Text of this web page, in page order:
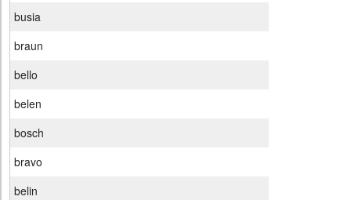
busia
braun
bello
belen
bosch
bravo
belin